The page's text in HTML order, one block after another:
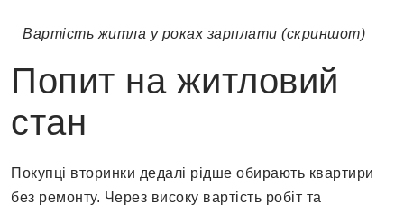
Вартість житла у роках зарплати (скриншот)
Попит на житловий
стан
Покупці вторинки дедалі рідше обирають квартири
без ремонту. Через високу вартість робіт та